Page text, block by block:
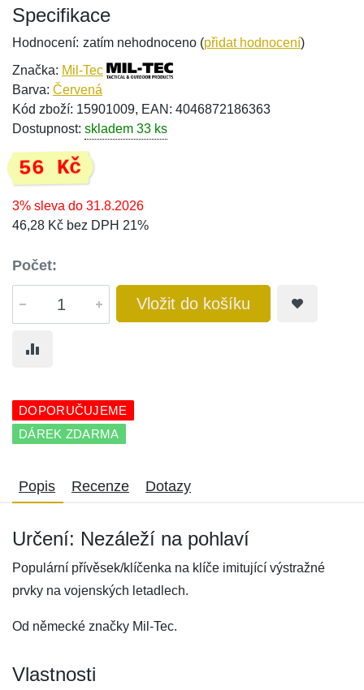
Specifikace
Hodnocení: zatím nehodnoceno (přidat hodnocení)
Značka: Mil-Tec
Barva: Červená
Kód zboží: 15901009, EAN: 4046872186363
Dostupnost: skladem 33 ks
56 Kč
3% sleva do 31.8.2026
46,28 Kč bez DPH 21%
Počet:
Vložit do košíku
DOPORUČUJEME
DÁREK ZDARMA
Popis Recenze Dotazy
Určení: Nezáleží na pohlaví
Populární přívěsek/klíčenka na klíče imitující výstražné
prvky na vojenských letadlech.
Od německé značky Mil-Tec.
Vlastnosti